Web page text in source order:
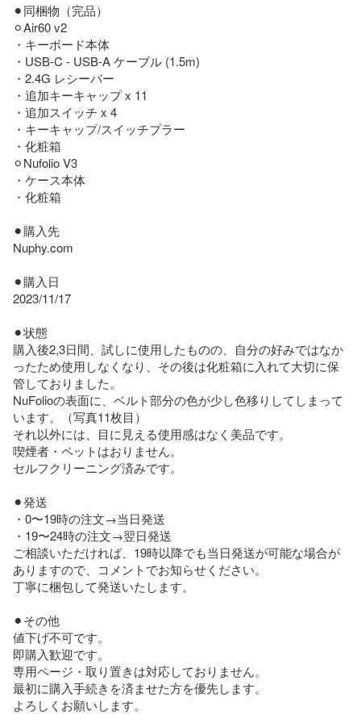
⚫︎同梱物（完品）
⚪︎Air60 v2
・キーボード本体
・USB-C - USB-A ケーブル (1.5m)
・2.4G レシーバー
・追加キーキャップ x 11
・追加スイッチ x 4
・キーキャップ/スイッチプラー
・化粧箱
⚪︎Nufolio V3
・ケース本体
・化粧箱
⚫︎購入先
Nuphy.com
⚫︎購入日
2023/11/17
⚫︎状態
購入後2,3日間、試しに使用したものの、自分の好みではなか
ったため使用しなくなり、その後は化粧箱に入れて大切に保
管しておりました。
NuFolioの表面に、ベルト部分の色が少し色移りしてしまって
います。（写真11枚目）
それ以外には、目に見える使用感はなく美品です。
喫煙者・ペットはおりません。
セルフクリーニング済みです。
⚫︎発送
・0〜19時の注文→当日発送
・19〜24時の注文→翌日発送
ご相談いただければ、19時以降でも当日発送が可能な場合が
ありますので、コメントでお知らせください。
丁寧に梱包して発送いたします。
⚫︎その他
値下げ不可です。
即購入歓迎です。
専用ページ・取り置きは対応しておりません。
最初に購入手続きを済ませた方を優先します。
よろしくお願いします。